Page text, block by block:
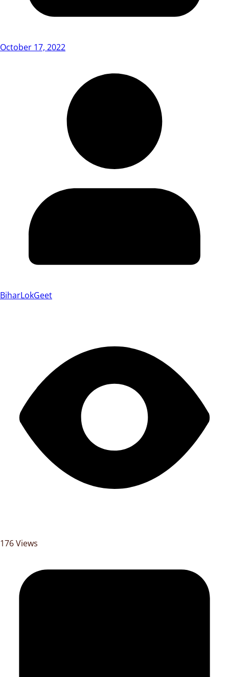
October 17, 2022
BiharLokGeet
176 Views